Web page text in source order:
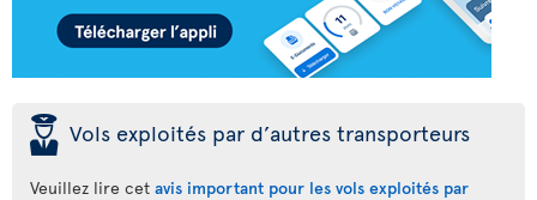
þ Vols exploités par d’autres transporteurs
Veuillez lire cet avis important pour les vols exploités par